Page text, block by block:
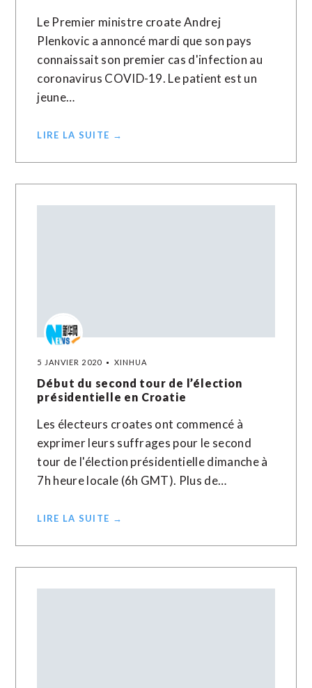
Le Premier ministre croate Andrej
Plenkovic a annoncé mardi que son pays
connaissait son premier cas d'infection au
coronavirus COVID-19. Le patient est un
jeune…
LIRE LA SUITE →
5 JANVIER 2020 XINHUA
Début du second tour de l’élection
présidentielle en Croatie
Les électeurs croates ont commencé à
exprimer leurs suffrages pour le second
tour de l'élection présidentielle dimanche à
7h heure locale (6h GMT). Plus de…
LIRE LA SUITE →